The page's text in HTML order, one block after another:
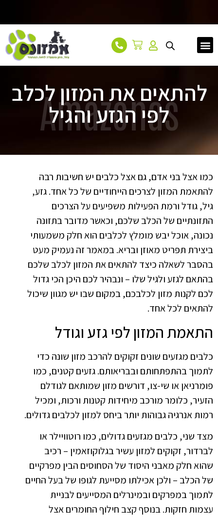
להתאים את המזון לכלב
לפי הגזע והגיל
Amazonas
כמו אצל בני אדם, גם אצל כלבים יש חשיבות רבה
להתאמת המזון לצרכים הייחודיים של כל אחד. גזע,
גיל, גודל ורמת הפעילות משפיעים על הצרכים
התזונתיים של הכלב שלכם, וכאשר מדובר בתזונה
נכונה, אוכל יבש מומלץ לכלבים הוא חלק משמעותי
ביצירת תפריט מאוזן ובריא. במאמר זה נעמיק מעט
בהסבר לשאלה כיצד להתאים את המזון לכלב שלכם
בהתאם לגזע ולגיל שלו – ונבהיר לכם היכן הכי גדול
לכם לקנות מזון לכלבכם, במקום שבו יש מגוון שיכול
להתאים לכל אחד.
התאמת המזון לפי גזע וגודל
כלבים מגזעים שונים זקוקים להרכב מזון שונה כדי
לתמוך בהתפתחותם ובבריאותם. גזעים קטנים, כמו
פומרניאן או שי-צו, דורשים מזון שמותאם לגודלם
הזעיר, כלומר מורכב מיחידות קטנות ורכות, ומכיל
רמות אנרגיה גבוהות יותר ביחס למזון לכלבים גדולים.
מצד שני, כלבים מגזעים גדולים, כמו רוטוויילר או
לברדור, זקוקים למזון עשיר בגלוקוזאמין – רכיב
שהוא חלק מאבני היסוד של הסחוסים הבין מפרקיים
של הכלב – ולכן אכילתו מסייעת לגופו של בעל החיים
לתמוך במפרקים ובמינרלים המסייעים לבניית
עצמות חזקות. בנוסף קצב חילוף החומרים אצל